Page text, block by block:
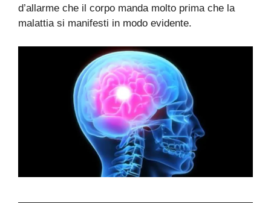
d’allarme che il corpo manda molto prima che la
malattia si manifesti in modo evidente.